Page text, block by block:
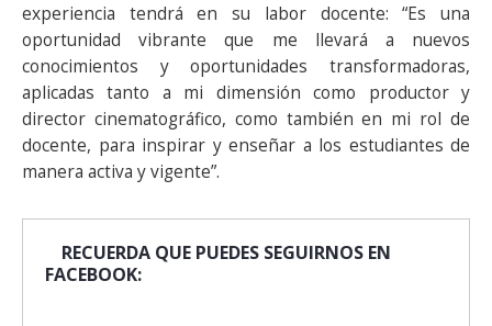
experiencia tendrá en su labor docente: “Es una
oportunidad vibrante que me llevará a nuevos
conocimientos y oportunidades transformadoras,
aplicadas tanto a mi dimensión como productor y
director cinematográfico, como también en mi rol de
docente, para inspirar y enseñar a los estudiantes de
manera activa y vigente”.
RECUERDA QUE PUEDES SEGUIRNOS EN
FACEBOOK: